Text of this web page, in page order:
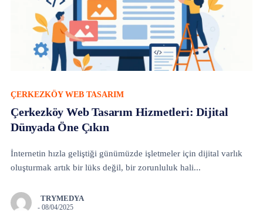
ÇERKEZKÖY WEB TASARIM
Çerkezköy Web Tasarım Hizmetleri: Dijital
Dünyada Öne Çıkın
İnternetin hızla geliştiği günümüzde işletmeler için dijital varlık
oluşturmak artık bir lüks değil, bir zorunluluk hali...
TRYMEDYA
- 08/04/2025